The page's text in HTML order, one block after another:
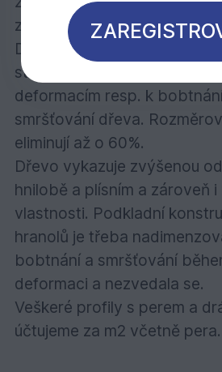
zbarvení.
Dřevo získá výrazně
stabilitu a tím se snižuje
deformacím resp. k
smršťování dřeva.
eliminují až o 60%.
Dřevo vykazuje zvýšenou
hnilobě a plísním a zároveň
vlastnosti. Podkladní
hranolů je třeba
bobtnání a smršťování
deformaci a nezvedala se.
Veškeré profily s perem a
účtujeme za m2 včetně pera.